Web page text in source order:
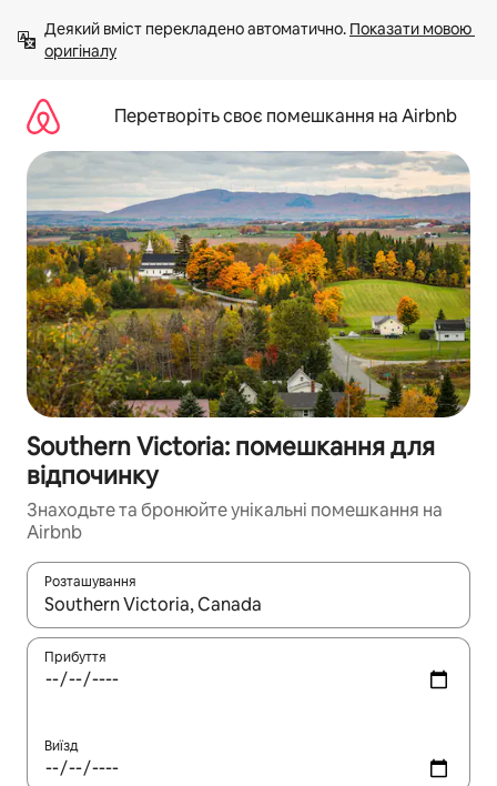
вмісту
Деякий вміст перекладено автоматично. Показати мовою
оригіналу
Перетворіть своє помешкання на Airbnb
Southern Victoria: помешкання для
відпочинку
Знаходьте та бронюйте унікальні помешкання на
Airbnb
Розташування
Отримавши результати пошуку, використовуйте для
Прибуття
Виїзд